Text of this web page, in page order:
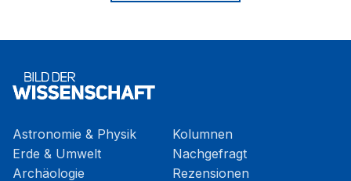
Astronomie & Physik
Erde & Umwelt
Archäologie
Kolumnen
Nachgefragt
Rezensionen